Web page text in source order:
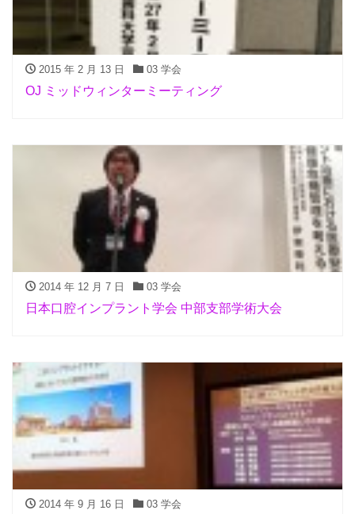
2015 年 2 月 13 日 03 学会
OJ ミッドウィンターミーティング
2014 年 12 月 7 日 03 学会
日本口腔インプラント学会 中部支部学術大会
2014 年 9 月 16 日 03 学会